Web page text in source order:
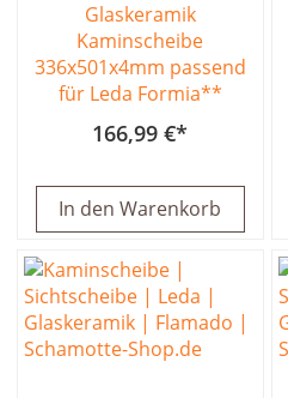
Glaskeramik
Kaminscheibe
336x501x4mm passend
für Leda Formia**
166,99 €
In den Warenkorb